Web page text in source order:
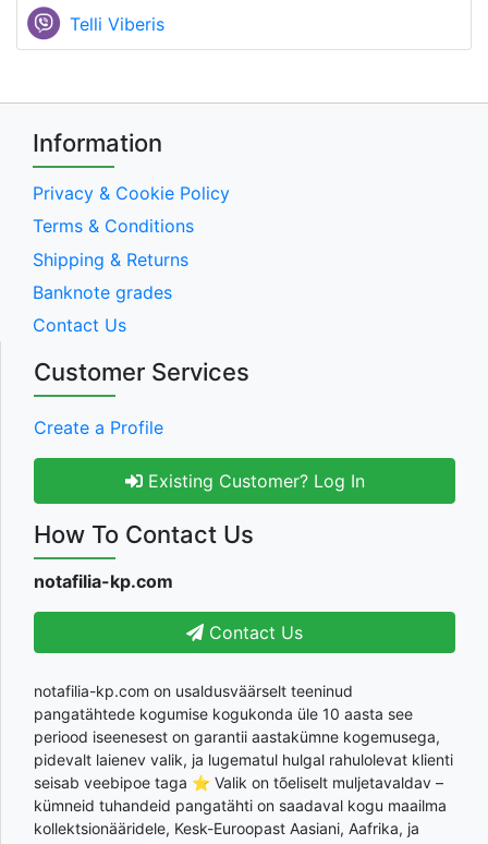
Telli Viberis
Information
Privacy & Cookie Policy
Terms & Conditions
Shipping & Returns
Banknote grades
Contact Us
Customer Services
Create a Profile
Existing Customer? Log In
How To Contact Us
notafilia-kp.com
Contact Us
notafilia-kp.com on usaldusväärselt teeninud
pangatähtede kogumise kogukonda üle 10 aasta see
periood iseenesest on garantii aastakümne kogemusega,
pidevalt laienev valik, ja lugematul hulgal rahulolevat klienti
seisab veebipoe taga ⭐ Valik on tõeliselt muljetavaldav –
kümneid tuhandeid pangatähti on saadaval kogu maailma
kollektsionääridele, Kesk-Euroopast Aasiani, Aafrika, ja